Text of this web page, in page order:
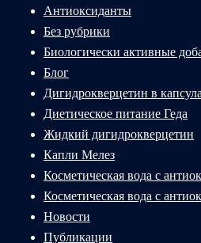
Антиоксиданты
Без рубрики
Биологически активные
Блог
Дигидрокверцетин в
Диетическое питание Геда
Жидкий дигидрокверцетин
Капли Мелез
Косметическая вода с
Косметическая вода с
Новости
Публикации